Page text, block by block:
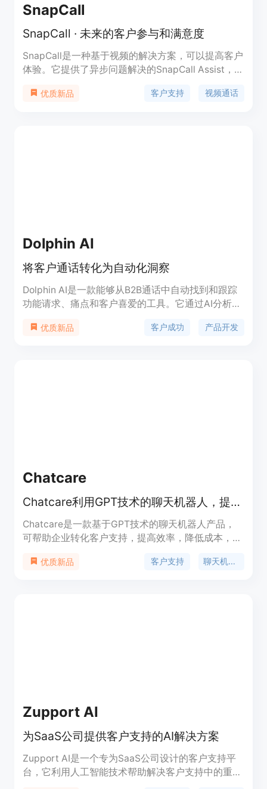
SnapCall
SnapCall · 未来的客户参与和满意度
SnapCall是一种基于视频的解决方案，可以提高客户
体验。它提供了异步问题解决的SnapCall Assist，实
SnapCall Booking。
优质新品 客户支持 视频通话
Dolphin AI
将客户通话转化为自动化洞察
Dolphin AI是一款能够从B2B通话中自动找到和跟踪
功能请求、痛点和客户喜爱的工具。它通过AI分析通
Jira工单等功能，帮助客户成功团队和产品团队之间
优质新品 客户成功 产品开发
Chatcare
Chatcare利用GPT技术的聊天机器人，提供高效、低成本和卓越的客户支持体验。
Chatcare是一款基于GPT技术的聊天机器人产品，
可帮助企业转化客户支持，提高效率，降低成本，实
题，并提供个性化的服务。Chatcare还提供多种定
优质新品 客户支持 聊天机器人
Zupport AI
为SaaS公司提供客户支持的AI解决方案
Zupport AI是一个专为SaaS公司设计的客户支持平
台，它利用人工智能技术帮助解决客户支持中的重复